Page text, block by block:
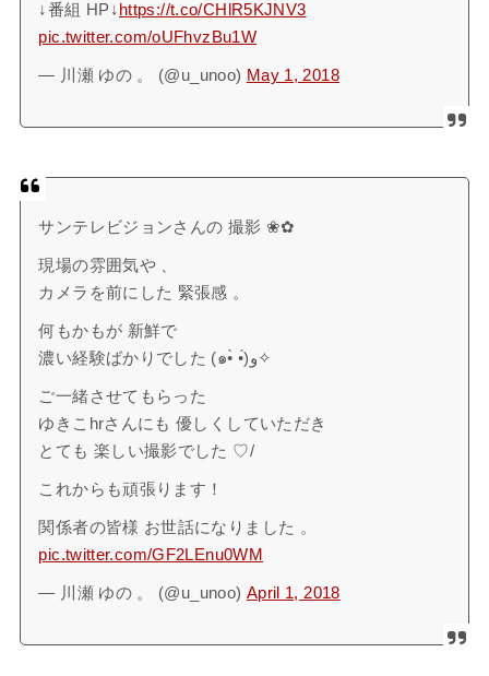
↓番組 HP↓ https://t.co/CHlR5KJNV3
pic.twitter.com/oUFhvzBu1W
— 川瀬 ゆの 。 (@u_unoo) May 1, 2018
サンテレビジョンさんの 撮影 ❀✿
現場の雰囲気や 、
カメラを前にした 緊張感 。
何もかもが 新鮮で
濃い経験ばかりでした (๑•̀ •́)و✧
ご一緒させてもらった
ゆきこhrさんにも 優しくしていただき
とても 楽しい撮影でした ♡/
これからも頑張ります！
関係者の皆様 お世話になりました 。
pic.twitter.com/GF2LEnu0WM
— 川瀬 ゆの 。 (@u_unoo) April 1, 2018